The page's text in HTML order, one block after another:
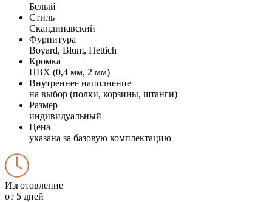
Белый
Стиль
Скандинавский
Фурнитура
Boyard, Blum, Hettich
Кромка
ПВХ (0,4 мм, 2 мм)
Внутреннее наполнение
на выбор (полки, корзины, штанги)
Размер
индивидуальный
Цена
указана за базовую комплектацию
Изготовление
от 5 дней